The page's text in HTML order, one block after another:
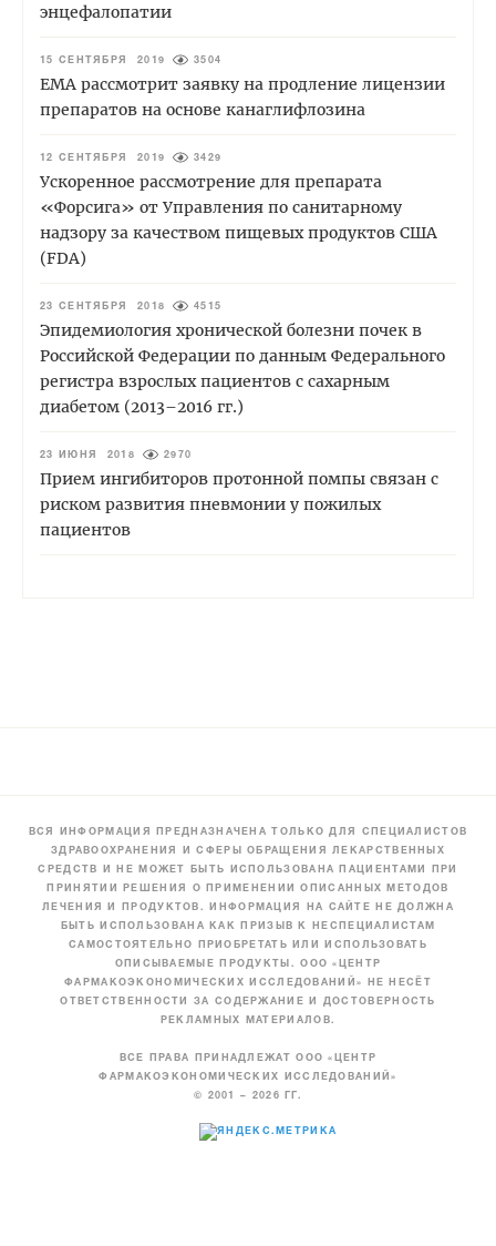
энцефалопатии
15 СЕНТЯБРЯ 2019 3504
ЕМА рассмотрит заявку на продление лицензии
препаратов на основе канаглифлозина
12 СЕНТЯБРЯ 2019 3429
Ускоренное рассмотрение для препарата
«Форсига» от Управления по санитарному
надзору за качеством пищевых продуктов США
(FDA)
23 СЕНТЯБРЯ 2018 4515
Эпидемиология хронической болезни почек в
Российской Федерации по данным Федерального
регистра взрослых пациентов с сахарным
диабетом (2013–2016 гг.)
23 ИЮНЯ 2018 2970
Прием ингибиторов протонной помпы связан с
риском развития пневмонии у пожилых
пациентов
ВСЯ ИНФОРМАЦИЯ ПРЕДНАЗНАЧЕНА ТОЛЬКО ДЛЯ СПЕЦИАЛИСТОВ
ЗДРАВООХРАНЕНИЯ И СФЕРЫ ОБРАЩЕНИЯ ЛЕКАРСТВЕННЫХ
СРЕДСТВ И НЕ МОЖЕТ БЫТЬ ИСПОЛЬЗОВАНА ПАЦИЕНТАМИ ПРИ
ПРИНЯТИИ РЕШЕНИЯ О ПРИМЕНЕНИИ ОПИСАННЫХ МЕТОДОВ
ЛЕЧЕНИЯ И ПРОДУКТОВ. ИНФОРМАЦИЯ НА САЙТЕ НЕ ДОЛЖНА
БЫТЬ ИСПОЛЬЗОВАНА КАК ПРИЗЫВ К НЕСПЕЦИАЛИСТАМ
САМОСТОЯТЕЛЬНО ПРИОБРЕТАТЬ ИЛИ ИСПОЛЬЗОВАТЬ
ОПИСЫВАЕМЫЕ ПРОДУКТЫ. ООО «ЦЕНТР
ФАРМАКОЭКОНОМИЧЕСКИХ ИССЛЕДОВАНИЙ» НЕ НЕСЁТ
ОТВЕТСТВЕННОСТИ ЗА СОДЕРЖАНИЕ И ДОСТОВЕРНОСТЬ
РЕКЛАМНЫХ МАТЕРИАЛОВ.
ВСЕ ПРАВА ПРИНАДЛЕЖАТ ООО «ЦЕНТР
ФАРМАКОЭКОНОМИЧЕСКИХ ИССЛЕДОВАНИЙ»
© 2001 – 2026 ГГ.